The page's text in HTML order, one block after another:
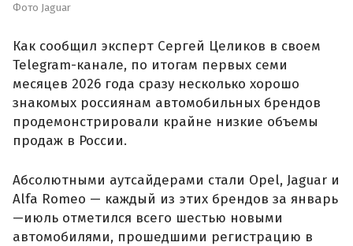
Фото Jaguar
Как сообщил эксперт Сергей Целиков в своем
Telegram-канале, по итогам первых семи
месяцев 2026 года сразу несколько хорошо
знакомых россиянам автомобильных брендов
продемонстрировали крайне низкие объемы
продаж в России.
Абсолютными аутсайдерами стали Opel, Jaguar и
Alfa Romeo — каждый из этих брендов за январь
—июль отметился всего шестью новыми
автомобилями, прошедшими регистрацию в